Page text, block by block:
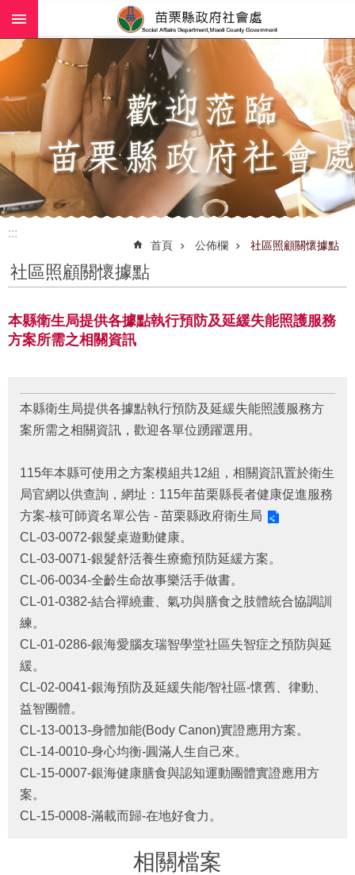
跳到主要內容區塊
進
業
務
介
社
(師)
服
政
訊
公
開
令
規
章
公
佈
欄
便
民
服
務
社
會
福
導
覽
網
:::
首頁 公佈欄 社區照顧關懷據點
社區照顧關懷據點
本縣衛生局提供各據點執行預防及延緩失能照護服務
方案所需之相關資訊
本縣衛生局提供各據點執行預防及延緩失能照護服務方
案所需之相關資訊，歡迎各單位踴躍選用。
115年本縣可使用之方案模組共12組，相關資訊置於衛生
局官網以供查詢，網址： 115年苗栗縣長者健康促進服務
方案-核可師資名單公告 - 苗栗縣政府衛生局
CL-03-0072-銀髮桌遊動健康。
CL-03-0071-銀髮舒活養生療癒預防延緩方案。
CL-06-0034-全齡生命故事樂活手做書。
CL-01-0382-結合禪繞畫、氣功與膳食之肢體統合協調訓
練。
CL-01-0286-銀海愛腦友瑞智學堂社區失智症之預防與延
緩。
CL-02-0041-銀海預防及延緩失能/智社區-懷舊、律動、
益智團體。
CL-13-0013-身體加能(Body Canon)實證應用方案。
CL-14-0010-身心均衡-圓滿人生自己來。
CL-15-0007-銀海健康膳食與認知運動團體實證應用方
案。
CL-15-0008-滿載而歸-在地好食力。
相關檔案